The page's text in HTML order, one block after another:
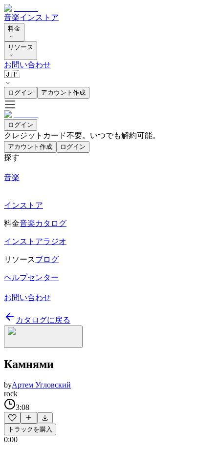
音楽インストア
料金
リソース
お問い合わせ
🇯🇵
ログイン アカウント作成
ログイン
クレジットカード不要。いつでも解約可能。
アカウント作成 ログイン
探す
音楽
インストア
料金音楽カタログ
インストアラジオ
リソースブログ
ヘルプセンター
お問い合わせ
カタログに戻る
Камнями
byАртем Угловский
rock
3:08
トラックを購入
0:00